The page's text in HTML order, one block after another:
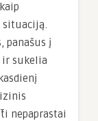
situaciją.
panašus į
ir sukelia
nepaprastai